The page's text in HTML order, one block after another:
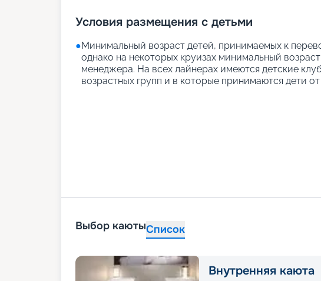
Условия размещения с детьми
●Минимальный возраст детей, принимаемых к
однако на некоторых круизах минимальный возраст
менеджера. На всех лайнерах имеются детские
возрастных групп и в которые принимаются дети
Выбор каютыСписок
Внутренняя каюта